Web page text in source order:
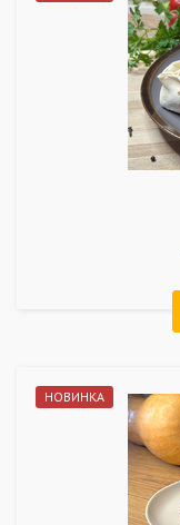
НОВИНКА